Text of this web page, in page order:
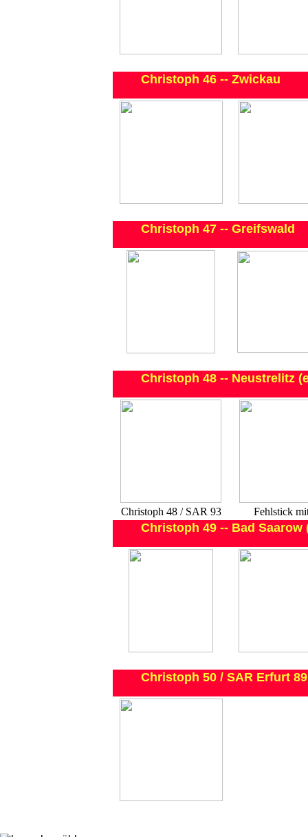
Christoph 46 -- Zwickau
Christoph 47 -- Greifswald
Christoph 48 -- Neustrelitz
Christoph 48 / SAR 93 Fehlstick
Christoph 49 -- Bad Saarow
Christoph 50 / SAR Erfurt